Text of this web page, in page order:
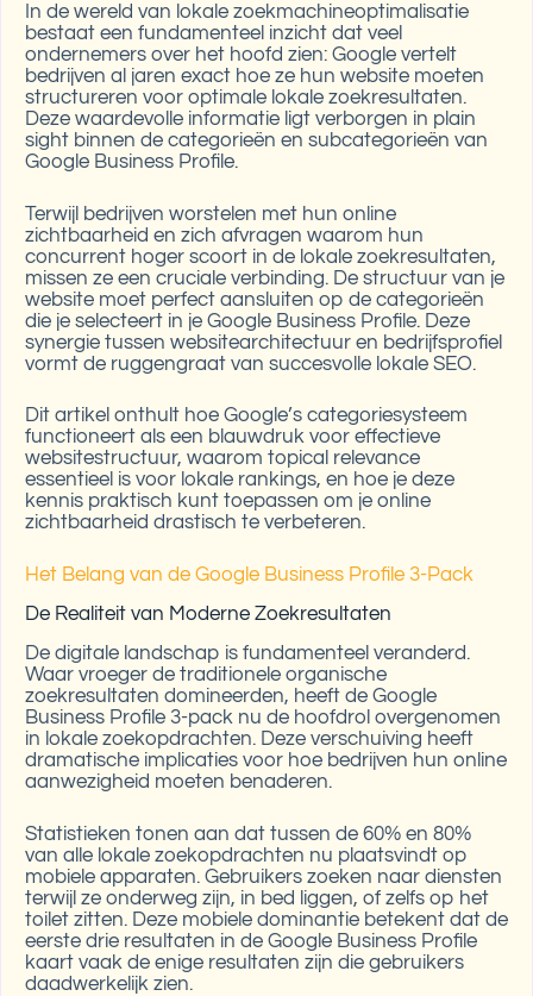
In de wereld van lokale zoekmachineoptimalisatie
bestaat een fundamenteel inzicht dat veel
ondernemers over het hoofd zien: Google vertelt
bedrijven al jaren exact hoe ze hun website moeten
structureren voor optimale lokale zoekresultaten.
Deze waardevolle informatie ligt verborgen in plain
sight binnen de categorieën en subcategorieën van
Google Business Profile.
Terwijl bedrijven worstelen met hun online
zichtbaarheid en zich afvragen waarom hun
concurrent hoger scoort in de lokale zoekresultaten,
missen ze een cruciale verbinding. De structuur van je
website moet perfect aansluiten op de categorieën
die je selecteert in je Google Business Profile. Deze
synergie tussen websitearchitectuur en bedrijfsprofiel
vormt de ruggengraat van succesvolle lokale SEO.
Dit artikel onthult hoe Google’s categoriesysteem
functioneert als een blauwdruk voor effectieve
websitestructuur, waarom topical relevance
essentieel is voor lokale rankings, en hoe je deze
kennis praktisch kunt toepassen om je online
zichtbaarheid drastisch te verbeteren.
Het Belang van de Google Business Profile 3-Pack
De Realiteit van Moderne Zoekresultaten
De digitale landschap is fundamenteel veranderd.
Waar vroeger de traditionele organische
zoekresultaten domineerden, heeft de Google
Business Profile 3-pack nu de hoofdrol overgenomen
in lokale zoekopdrachten. Deze verschuiving heeft
dramatische implicaties voor hoe bedrijven hun online
aanwezigheid moeten benaderen.
Statistieken tonen aan dat tussen de 60% en 80%
van alle lokale zoekopdrachten nu plaatsvindt op
mobiele apparaten. Gebruikers zoeken naar diensten
terwijl ze onderweg zijn, in bed liggen, of zelfs op het
toilet zitten. Deze mobiele dominantie betekent dat de
eerste drie resultaten in de Google Business Profile
kaart vaak de enige resultaten zijn die gebruikers
daadwerkelijk zien.